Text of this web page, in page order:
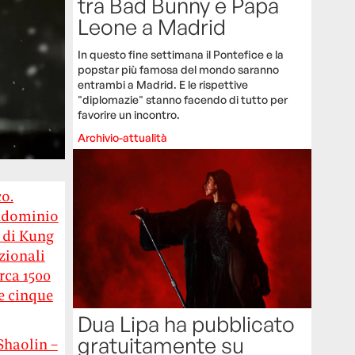
Kung
1500
cinque
–
tra Bad Bunny e Papa
Leone a Madrid
In questo fine settimana il Pontefice e la
popstar più famosa del mondo saranno
entrambi a Madrid. E le rispettive
"diplomazie" stanno facendo di tutto per
favorire un incontro.
Archivio-attualità
Dua Lipa ha pubblicato
gratuitamente su